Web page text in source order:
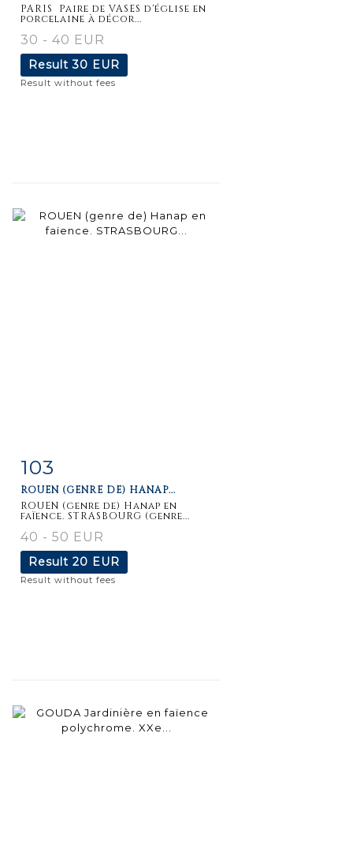
PARIS Paire de VASES d'église en
porcelaine à décor...
30 - 40 EUR
Result30 EUR
Result without fees
Item detail
103
ROUEN (GENRE DE) HANAP...
ROUEN (genre de) Hanap en
faïence. STRASBOURG (genre...
40 - 50 EUR
Result 20 EUR
Result without fees